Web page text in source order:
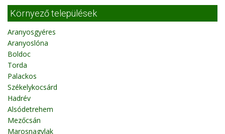
Környező települések
Aranyosgyéres
Aranyoslóna
Boldoc
Torda
Palackos
Székelykocsárd
Hadrév
Alsódetrehem
Mezőcsán
Marosnagylak